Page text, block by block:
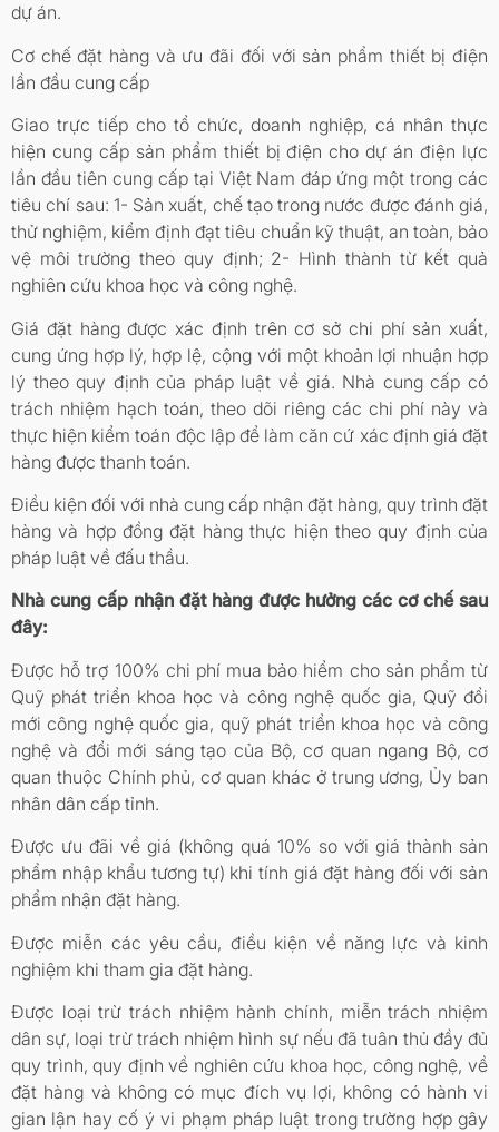
dự án.
Cơ chế đặt hàng và ưu đãi đối với sản phẩm thiết bị điện
lần đầu cung cấp
Giao trực tiếp cho tổ chức, doanh nghiệp, cá nhân thực
hiện cung cấp sản phẩm thiết bị điện cho dự án điện lực
lần đầu tiên cung cấp tại Việt Nam đáp ứng một trong các
tiêu chí sau: 1- Sản xuất, chế tạo trong nước được đánh giá,
thử nghiệm, kiểm định đạt tiêu chuẩn kỹ thuật, an toàn, bảo
vệ môi trường theo quy định; 2- Hình thành từ kết quả
nghiên cứu khoa học và công nghệ.
Giá đặt hàng được xác định trên cơ sở chi phí sản xuất,
cung ứng hợp lý, hợp lệ, cộng với một khoản lợi nhuận hợp
lý theo quy định của pháp luật về giá. Nhà cung cấp có
trách nhiệm hạch toán, theo dõi riêng các chi phí này và
thực hiện kiểm toán độc lập để làm căn cứ xác định giá đặt
hàng được thanh toán.
Điều kiện đối với nhà cung cấp nhận đặt hàng, quy trình đặt
hàng và hợp đồng đặt hàng thực hiện theo quy định của
pháp luật về đấu thầu.
Nhà cung cấp nhận đặt hàng được hưởng các cơ chế sau
đây:
Được hỗ trợ 100% chi phí mua bảo hiểm cho sản phẩm từ
Quỹ phát triển khoa học và công nghệ quốc gia, Quỹ đổi
mới công nghệ quốc gia, quỹ phát triển khoa học và công
nghệ và đổi mới sáng tạo của Bộ, cơ quan ngang Bộ, cơ
quan thuộc Chính phủ, cơ quan khác ở trung ương, Ủy ban
nhân dân cấp tỉnh.
Được ưu đãi về giá (không quá 10% so với giá thành sản
phẩm nhập khẩu tương tự) khi tính giá đặt hàng đối với sản
phẩm nhận đặt hàng.
Được miễn các yêu cầu, điều kiện về năng lực và kinh
nghiệm khi tham gia đặt hàng.
Được loại trừ trách nhiệm hành chính, miễn trách nhiệm
dân sự, loại trừ trách nhiệm hình sự nếu đã tuân thủ đầy đủ
quy trình, quy định về nghiên cứu khoa học, công nghệ, về
đặt hàng và không có mục đích vụ lợi, không có hành vi
gian lận hay cố ý vi phạm pháp luật trong trường hợp gây